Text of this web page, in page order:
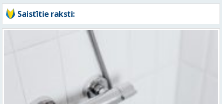
Saistītie raksti: